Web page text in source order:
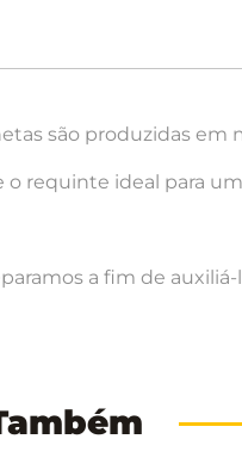
são produzidas em
o requinte ideal para
a fim de auxiliá-